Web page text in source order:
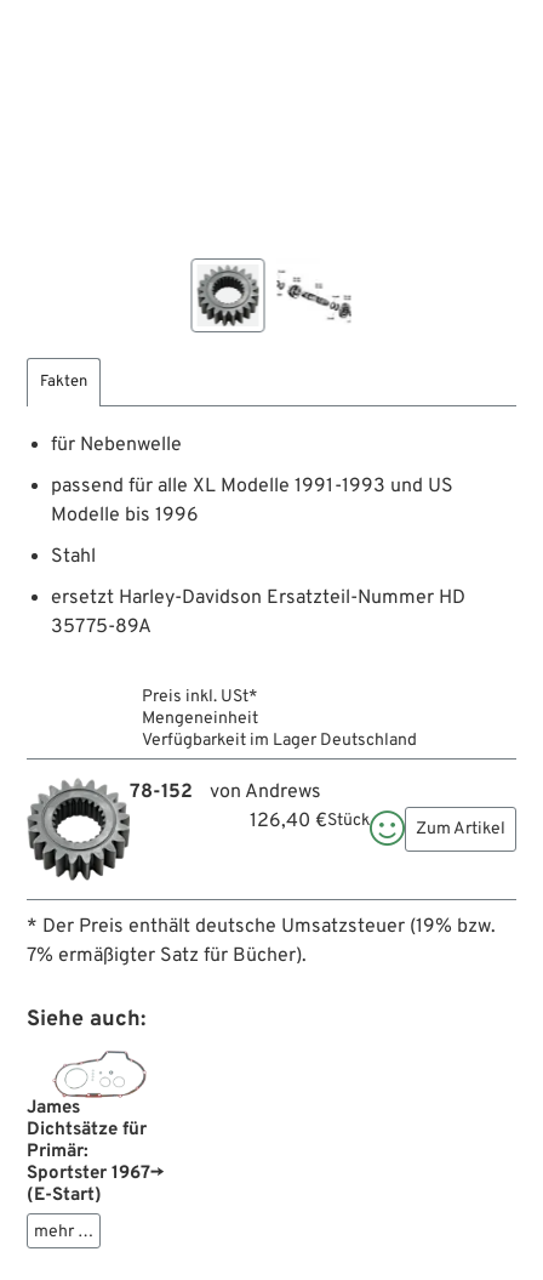
Fakten
für Nebenwelle
passend für alle XL Modelle 1991-1993 und US
Modelle bis 1996
Stahl
ersetzt Harley-Davidson Ersatzteil-Nummer HD
35775-89A
Preis inkl. USt*
Mengeneinheit
Verfügbarkeit im Lager Deutschland
78-152
von Andrews
126,40 €Stück Zum Artikel
* Der Preis enthält deutsche Umsatzsteuer (19% bzw.
7% ermäßigter Satz für Bücher).
Siehe auch:
James
Dichtsätze für
Primär:
Sportster 1967→
(E-Start)
mehr …